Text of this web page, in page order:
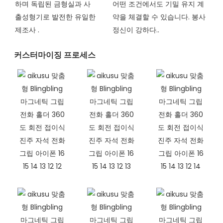
하며 독립된 금형실과 사
출성형기로 발전한 유일한
제조사 .
어떤 조건에서도 기밀 유지 계
약을 체결할 수 있습니다. 봉사
정신이 강하다..
커스터마이징 프로세스​